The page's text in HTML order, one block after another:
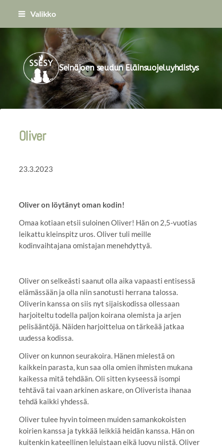
Siirry
Valikko
Seinäjoen seudun Eläinsuojeluyhdistys
Oliver
23.3.2023
Oliver on löytänyt oman kodin!
Omaa kotiaan etsii suloinen Oliver! Hän on 2,5-vuotias
leikattu kleinspitz uros. Oliver tuli meille
kodinvaihtajana omistajan menehdyttyä.
Oliver on selkeästi saanut olla aika vapaasti entisessä
elämässään ja olla niin sanotusti herrana talossa.
Oliverin kanssa on siis nyt sijaiskodissa ollessaan
harjoiteltu todella paljon koirana olemista ja arjen
pelisääntöjä. Näiden harjoittelua on tärkeää jatkaa
uudessa kodissa.
Oliver on kunnon seurakoira. Hänen mielestä on
kaikkein parasta, kun saa olla omien ihmisten mukana
kaikessa mitä tehdään. Oli sitten kyseessä isompi
tehtävä tai vaan arkinen askare, on Oliverista ihanaa
tehdä kaikki yhdessä.
Oliver tulee hyvin toimeen muiden samankokoisten
koirien kanssa ja tykkää leikkiä heidän kanssa. Hän on
kuitenkin kateellinen leluistaan eikä luovu niistä. Oliver